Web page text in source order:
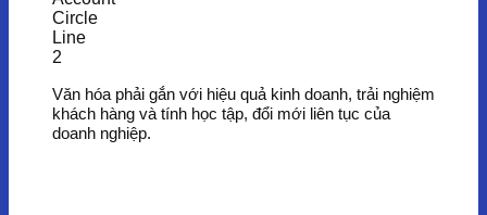
Văn hóa phải gắn với hiệu quả kinh doanh, trải nghiệm
khách hàng và tính học tập, đổi mới liên tục của
doanh nghiệp.